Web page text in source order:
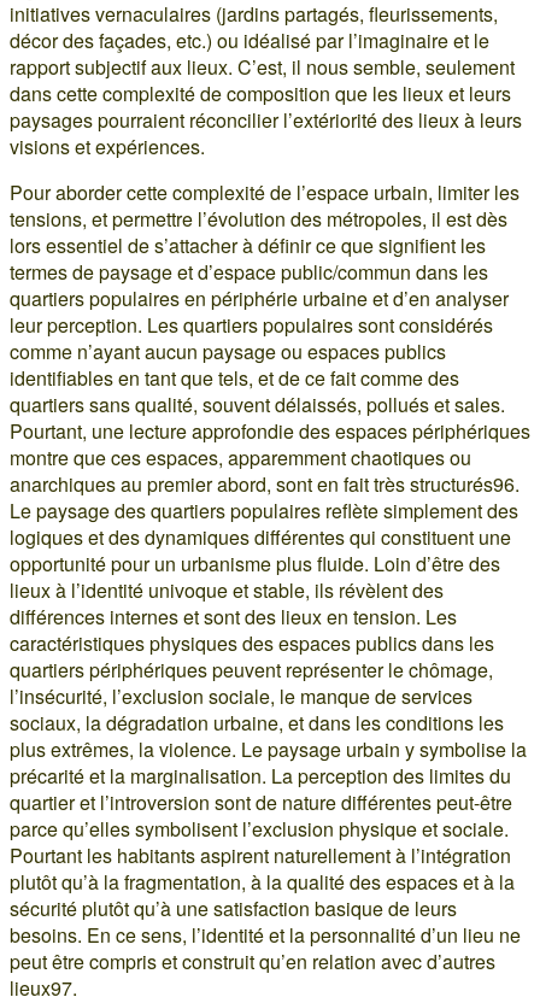
initiatives vernaculaires (jardins partagés, fleurissements,
décor des façades, etc.) ou idéalisé par l’imaginaire et le
rapport subjectif aux lieux. C’est, il nous semble, seulement
dans cette complexité de composition que les lieux et leurs
paysages pourraient réconcilier l’extériorité des lieux à leurs
visions et expériences.
Pour aborder cette complexité de l’espace urbain, limiter les
tensions, et permettre l’évolution des métropoles, il est dès
lors essentiel de s’attacher à définir ce que signifient les
termes de paysage et d’espace public/commun dans les
quartiers populaires en périphérie urbaine et d’en analyser
leur perception. Les quartiers populaires sont considérés
comme n’ayant aucun paysage ou espaces publics
identifiables en tant que tels, et de ce fait comme des
quartiers sans qualité, souvent délaissés, pollués et sales.
Pourtant, une lecture approfondie des espaces périphériques
montre que ces espaces, apparemment chaotiques ou
anarchiques au premier abord, sont en fait très structurés96.
Le paysage des quartiers populaires reflète simplement des
logiques et des dynamiques différentes qui constituent une
opportunité pour un urbanisme plus fluide. Loin d’être des
lieux à l’identité univoque et stable, ils révèlent des
différences internes et sont des lieux en tension. Les
caractéristiques physiques des espaces publics dans les
quartiers périphériques peuvent représenter le chômage,
l’insécurité, l’exclusion sociale, le manque de services
sociaux, la dégradation urbaine, et dans les conditions les
plus extrêmes, la violence. Le paysage urbain y symbolise la
précarité et la marginalisation. La perception des limites du
quartier et l’introversion sont de nature différentes peut-être
parce qu’elles symbolisent l’exclusion physique et sociale.
Pourtant les habitants aspirent naturellement à l’intégration
plutôt qu’à la fragmentation, à la qualité des espaces et à la
sécurité plutôt qu’à une satisfaction basique de leurs
besoins. En ce sens, l’identité et la personnalité d’un lieu ne
peut être compris et construit qu’en relation avec d’autres
lieux97.